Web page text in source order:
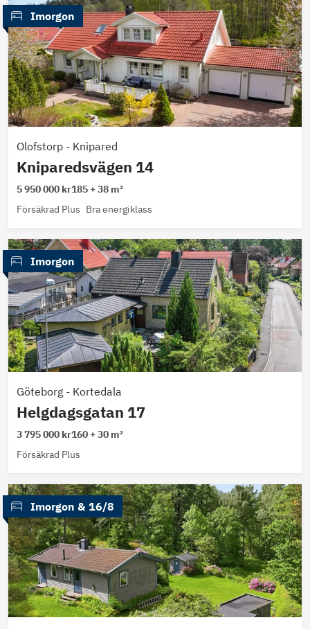
Imorgon
Olofstorp - Knipared
Kniparedsvägen 14
5 950 000 kr185 + 38 m²
Försäkrad Plus Bra energiklass
Imorgon
Göteborg - Kortedala
Helgdagsgatan 17
3 795 000 kr160 + 30 m²
Försäkrad Plus
Imorgon & 16/8